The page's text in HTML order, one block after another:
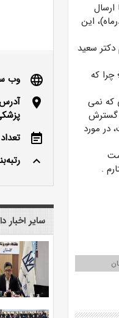
ارسال
کتابدار و هفته کتاب و کتابخوانی(۲۴ ابان تا ۱ آذرماه)، این
سعید
چرا که
که نمی
گسترش
در مورد
.
language
وب
location_on
event_note
keyboard_arrow_up
سایر اخبار